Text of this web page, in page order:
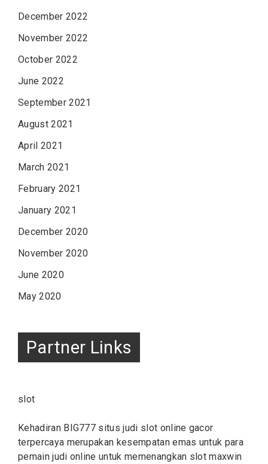
December 2022
November 2022
October 2022
June 2022
September 2021
August 2021
April 2021
March 2021
February 2021
January 2021
December 2020
November 2020
June 2020
May 2020
Partner Links
slot
Kehadiran BIG777 situs judi slot online gacor
terpercaya merupakan kesempatan emas untuk para
pemain judi online untuk memenangkan slot maxwin